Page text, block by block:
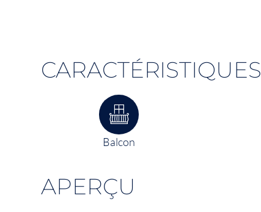
CARACTÉRISTIQUES
Balcon
APERÇU